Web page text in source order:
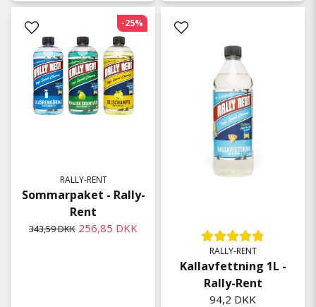
RALLY-RENT
Sommarpaket - Rally-
Rent
343,59 DKK 256,85 DKK
-25%
RALLY-RENT
Kallavfettning 1L -
Rally-Rent
94,2 DKK